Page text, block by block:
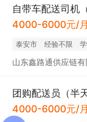
自带车配送司机
4000-6000元/月
泰安市 经验不限
山东鑫路通供应链有
团购配送员（半
4000-6000元/月